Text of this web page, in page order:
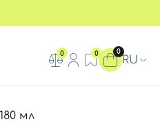
0 0 0
RU
мл